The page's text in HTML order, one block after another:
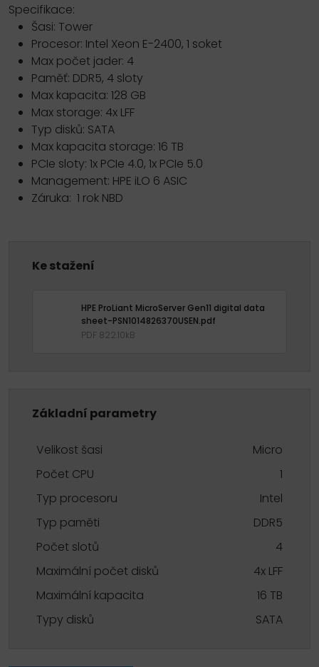
Specifikace:
Šasi: Tower
Procesor: Intel Xeon E-2400, 1 soket
Max počet jader: 4
Paměť: DDR5, 4 sloty
Max kapacita: 128 GB
Max storage: 4x LFF
Typ disků: SATA
Max kapacita storage: 16 TB
PCIe sloty: 1x PCIe 4.0, 1x PCIe 5.0
Management: HPE iLO 6 ASIC
Záruka: 1 rok NBD
Ke stažení
HPE ProLiant MicroServer Gen11 digital data
sheet-PSN1014826370USEN.pdf
PDF 822.10kB
Základní parametry
Velikost šasi
Micro
Počet CPU
1
Typ procesoru
Intel
Typ paměti
DDR5
Počet slotů
4
Maximální počet disků
4x LFF
Maximální kapacita
16 TB
Typy disků
SATA